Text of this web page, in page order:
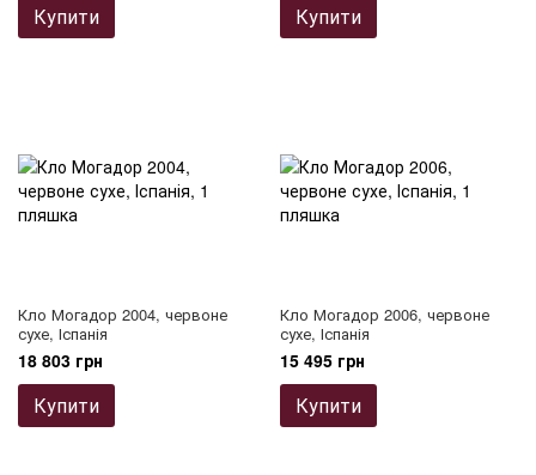
Купити Купити
Кло Могадор 2004, червоне
сухе, Іспанія
18 803 грн
Купити
Кло Могадор 2006, червоне
сухе, Іспанія
15 495 грн
Купити